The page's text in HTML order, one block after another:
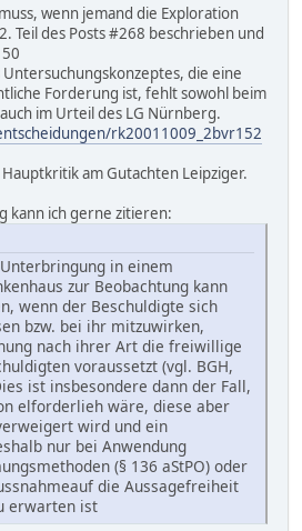
wenn jemand die Exploration
Teil des Posts #268 beschrieben und
die eine
Forderung ist, fehlt sowohl beim
im Urteil des LG Nürnberg.
rk20011009_2bvr152
am Gutachten Leipziger.
kann ich gerne zitieren:
in einem
zur Beobachtung kann
wenn der Beschuldigte sich
bzw. bei ihr mitzuwirken,
nach ihrer Art die freiwillige
voraussetzt (vgl. BGH,
ist insbesondere dann der Fall,
elforderlieh wäre, diese aber
wird und ein
nur bei Anwendung
(§ 136 aStPO) oder
die Aussagefreiheit
erwarten ist